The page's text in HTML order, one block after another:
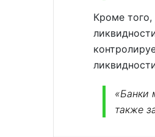
Кроме
«Банки
также